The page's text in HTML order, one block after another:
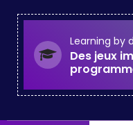
Learning by
Des jeux